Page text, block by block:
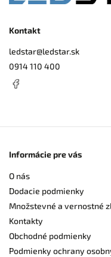
Kontakt
ledstar@ledstar.sk
0914 110 400
Informácie pre vás
O nás
Dodacie podmienky
Množstevné a vernostné
Kontakty
Obchodné podmienky
Podmienky ochrany